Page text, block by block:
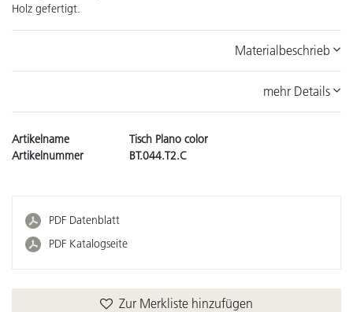
Holz gefertigt.
Materialbeschrieb
mehr Details
Artikelname
Tisch Plano color
Artikelnummer
BT.044.T2.C
PDF Datenblatt
PDF Katalogseite
Zur Merkliste hinzufügen